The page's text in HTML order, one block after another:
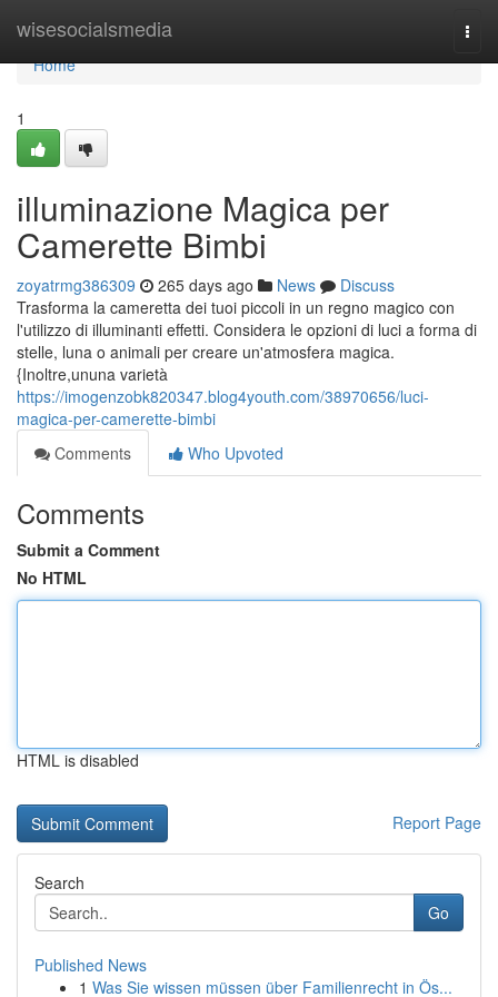
wisesocialsmedia
Home
Home
1
illuminazione Magica per
Camerette Bimbi
zoyatrmg386309 265 days ago News
Discuss
Trasforma la cameretta dei tuoi piccoli in un regno magico con
l'utilizzo di illuminanti effetti. Considera le opzioni di luci a forma di
stelle, luna o animali per creare un'atmosfera magica.
{Inoltre,ununa varietà
https://imogenzobk820347.blog4youth.com/38970656/luci-
magica-per-camerette-bimbi
Comments
Who Upvoted
Comments
Submit a Comment
No HTML
HTML is disabled
Report Page
Search
Go
Published News
1 Was Sie wissen müssen über Familienrecht in Ös...